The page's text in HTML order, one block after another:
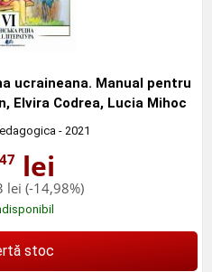
ucraineana. Manual pentru
Elvira Codrea, Lucia Mihoc
- 2021
lei
lei (-14,98%)
stoc